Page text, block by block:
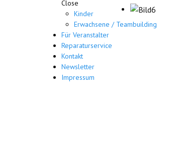
Close
Kinder
Erwachsene / Teambuilding
Für Veranstalter
Reparaturservice
Kontakt
Newsletter
Impressum